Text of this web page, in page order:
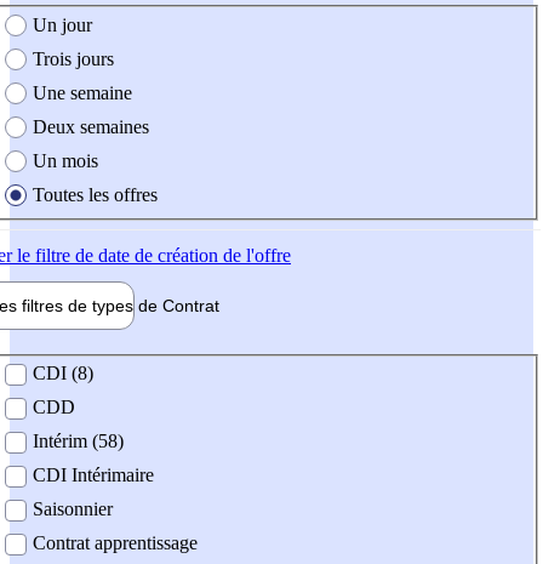
création de l'offre
Un jour
Trois jours
Une semaine
Deux semaines
Un mois
Toutes les offres
le filtre de date de création de l'offre
filtres de types de Contrat
contrat
CDI (8)
CDD
Intérim (58)
CDI Intérimaire
Saisonnier
Contrat apprentissage